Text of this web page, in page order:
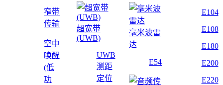
窄带
传输
空中
唤醒
(低
功
超宽带
(UWB)
UWB
测距
定位
毫米波雷
达
E54
E104
E108
E180
E200
E220